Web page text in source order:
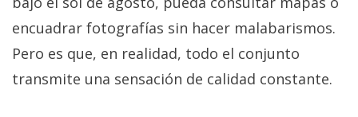
encuadrar fotografías sin hacer malabarismos.
Pero es que, en realidad, todo el conjunto
transmite una sensación de calidad constante.